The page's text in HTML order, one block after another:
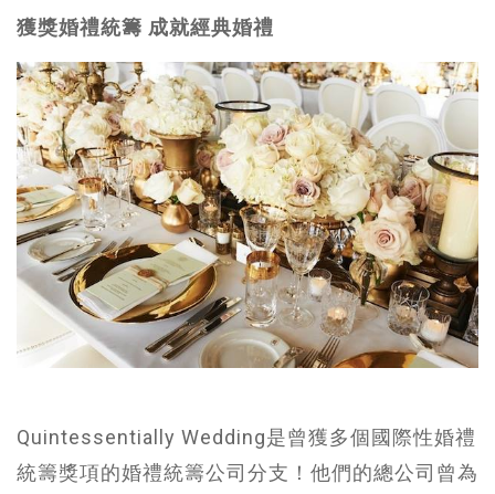
獲獎婚禮統籌 成就經典婚禮
Quintessentially Wedding是曾獲多個國際性婚禮
統籌獎項的婚禮統籌公司分支！他們的總公司曾為